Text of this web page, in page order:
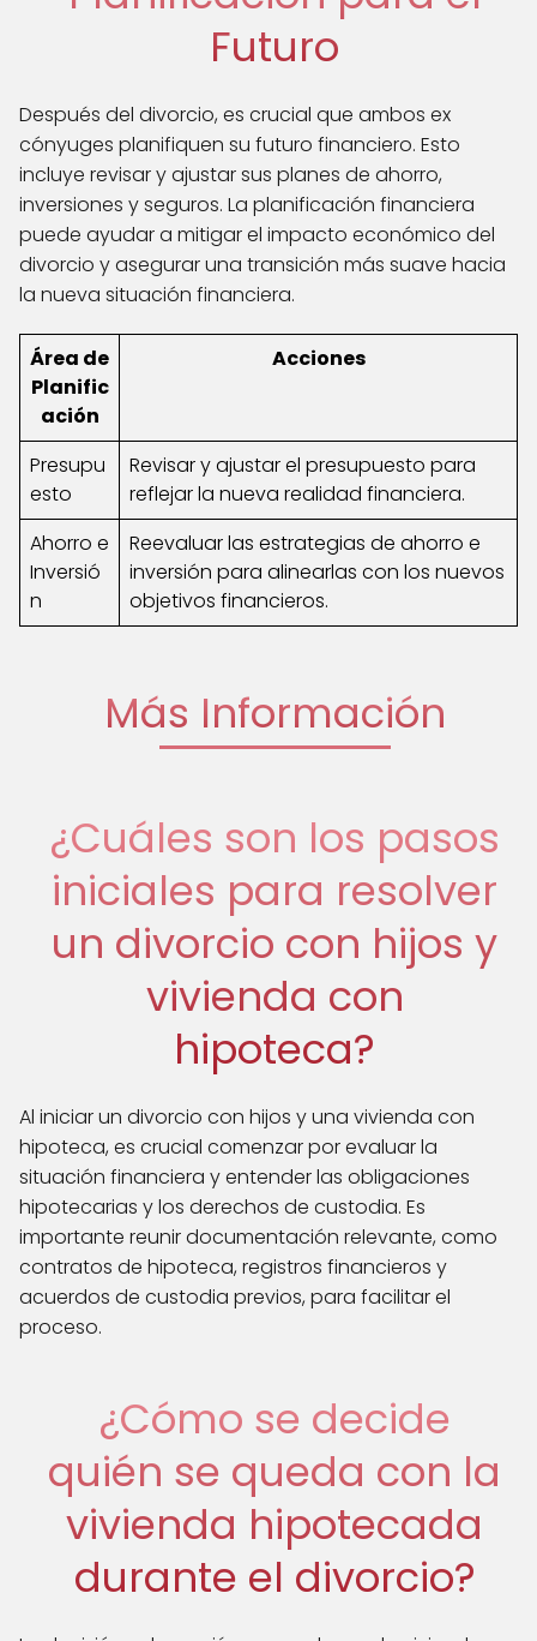
Futuro
Después del divorcio, es crucial que ambos ex
cónyuges planifiquen su futuro financiero. Esto
incluye revisar y ajustar sus planes de ahorro,
inversiones y seguros. La planificación financiera
puede ayudar a mitigar el impacto económico del
divorcio y asegurar una transición más suave hacia
la nueva situación financiera.
Área de
Planific
ación
Acciones
Presupu
esto
Revisar y ajustar el presupuesto para
reflejar la nueva realidad financiera.
Ahorro e
Inversió
n
Reevaluar las estrategias de ahorro e
inversión para alinearlas con los nuevos
objetivos financieros.
Más Información
¿Cuáles son los pasos
iniciales para resolver
un divorcio con hijos y
vivienda con
hipoteca?
Al iniciar un divorcio con hijos y una vivienda con
hipoteca, es crucial comenzar por evaluar la
situación financiera y entender las obligaciones
hipotecarias y los derechos de custodia. Es
importante reunir documentación relevante, como
contratos de hipoteca, registros financieros y
acuerdos de custodia previos, para facilitar el
proceso.
¿Cómo se decide
quién se queda con la
vivienda hipotecada
durante el divorcio?